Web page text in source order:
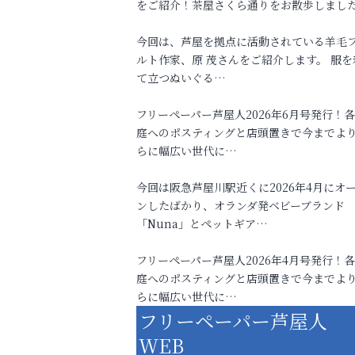
をご紹介！茶屋さくら通りをお散歩しまし
今回は、芦屋を拠点に活動されている羊毛
ルト作家、原 茂さんをご紹介します。 服を
て立つぬいぐる…
フリーペーパー芦屋人2026年6月号発行！
庭へのポスティングと店頭置きで今までよ
らに幅広い世代に…
今回は阪急芦屋川駅近くに2026年4月にオ
ンしたばかり、オランダ発ベビーブランド
「Nuna」とペットギア…
フリーペーパー芦屋人2026年4月号発行！
庭へのポスティングと店頭置きで今までよ
らに幅広い世代に…
フリーペーパー芦屋人
WEB